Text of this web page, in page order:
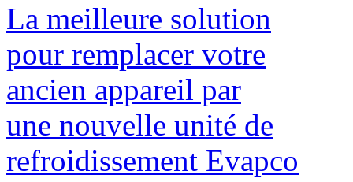
La meilleure solution
pour remplacer votre
ancien appareil par
une nouvelle unité de
refroidissement Evapco